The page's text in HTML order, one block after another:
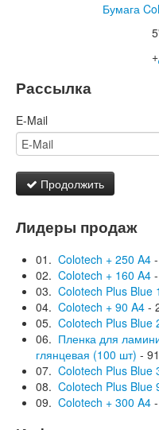
Бумага
+
Рассылка
E-Mail
Продолжить
Лидеры продаж
01. Colotech + 250 A4
02. Colotech + 160 A4
03. Colotech Plus Blue
04. Colotech + 90 A4 -
05. Colotech Plus Blue
06. Пленка для
глянцевая (100 шт) -
07. Colotech Plus Blue
08. Colotech Plus Blue
09. Colotech + 300 A4